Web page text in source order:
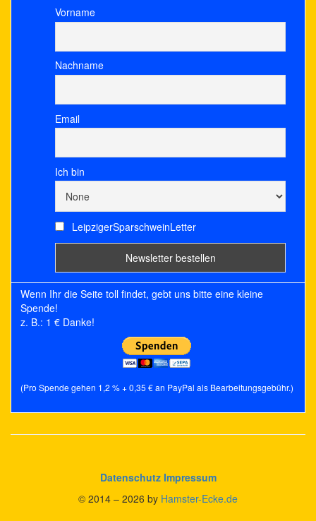
Vorname
Nachname
Email
Ich bin
LeipzigerSparschweinLetter
Wenn Ihr die Seite toll findet, gebt uns bitte eine kleine
Spende!
z. B.: 1 € Danke!
(Pro Spende gehen 1,2 % + 0,35 € an PayPal als Bearbeitungsgebühr.)
Datenschutz Impressum
© 2014 – 2026 by Hamster-Ecke.de